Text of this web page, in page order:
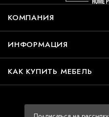
КОМПАНИЯ
ИНФОРМАЦИЯ
КАК КУПИТЬ МЕБЕЛЬ